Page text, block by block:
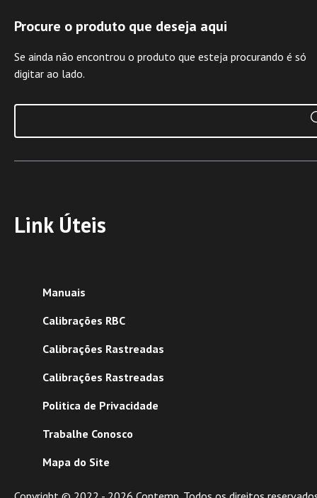
Procure o produto que deseja aqui
Se ainda não encontrou o produto que esteja procurando é só
digitar ao lado.
Manuais
Calibrações RBC
Calibrações Rastreadas
Calibrações Rastreadas
Politica de Privacidade
Trabalhe Conosco
Mapa do Site
Link Úteis